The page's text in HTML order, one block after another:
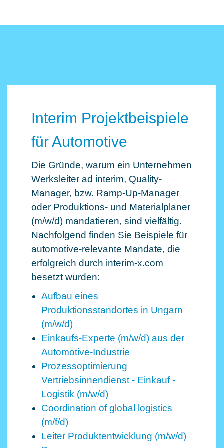
Interim Projektbeispiele
für Automotive
Die Gründe, warum ein Unternehmen
Werksleiter ad interim, Quality-
Manager, bzw. Ramp-Up-Manager
oder Produktions- und Materialplaner
(m/w/d) mandatieren, sind vielfältig.
Nachfolgend finden Sie Beispiele für
automotive-relevante Mandate, die
erfolgreich durch interim-x.com
besetzt wurden:
Aufbau eines
Produktionsstandortes in Ungarn
(m/w/d)
Einkaufs-Experte (m/w/d) aus der
Automotive-Industrie
Prozessoptimierung
Vertriebsinnendienst - Einkauf -
Logistik (m/w/d)
Coordination of global logistics
(m/f/d)
Leiter Produktentwicklung (m/w/d)